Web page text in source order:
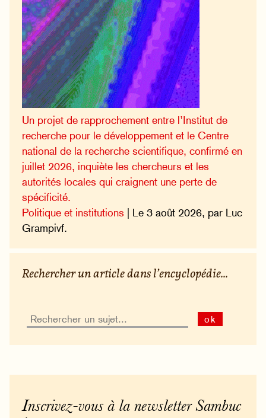
Un projet de rapprochement entre l’Institut de
recherche pour le développement et le Centre
national de la recherche scientifique, confirmé en
juillet 2026, inquiète les chercheurs et les
autorités locales qui craignent une perte de
spécificité.
Politique et institutions | Le 3 août 2026, par Luc
Grampivf.
Rechercher un article dans l’encyclopédie...
ok
Inscrivez-vous à la newsletter Sambuc